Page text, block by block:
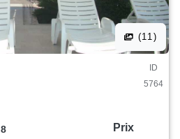
(11)
ID
5764
8
Prix